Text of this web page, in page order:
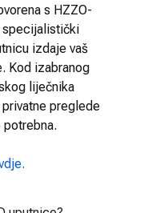
s HZZO-
specijalistički
izdaje vaš
Kod izabranog
liječnika
preglede
potrebna.